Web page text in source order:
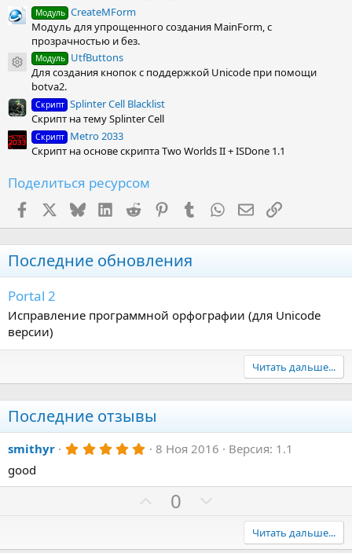
Модуль CreateMForm
Модуль для упрощенного создания MainForm, с
прозрачностью и без.
Иконка ресурса
Модуль UtfButtons
Для создания кнопок с поддержкой Unicode при помощи
botva2.
Скрипт Splinter Cell Blacklist
Скрипт на тему Splinter Cell
Скрипт Metro 2033
Скрипт на основе скрипта Two Worlds II + ISDone 1.1
Поделиться ресурсом
FacebookX (Twitter)
BlueskyLinkedInReddit PinterestTumblr WhatsApp
Электронная
Ссылка
Последние обновления
Portal 2
Исправление программной орфографии (для Unicode
версии)
Читать дальше...
Последние отзывы
smithyr 5
0
8 Ноя 2016
Версия: 1.1
good
П0
Читать дальше...